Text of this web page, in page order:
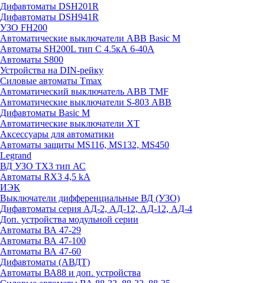
Дифавтоматы DSH201R
Дифавтоматы DSH941R
УЗО FH200
Автоматические выключатели ABB Basic M
Автоматы SH200L тип С 4.5кА 6-40А
Автоматы S800
Устройства на DIN-рейку
Силовые автоматы Tmax
Автоматический выключатель ABB TMF
Автоматические выключатели S-803 АВВ
Дифавтоматы Basic M
Автоматические выключатели XT
Аксессуары для автоматики
Автоматы защиты MS116, MS132, MS450
Legrand
ВД УЗО TX3 тип АС
Автоматы RX3 4,5 kA
ИЭК
Выключатели дифференциальные ВД (УЗО)
Дифавтоматы серия АД-2, АД-12, АД-12, АД-4
Доп. устройства модульной серии
Автоматы ВА 47-29
Автоматы ВА 47-100
Автоматы ВА 47-60
Дифавтоматы (АВДТ)
Автоматы ВА88 и доп. устройства